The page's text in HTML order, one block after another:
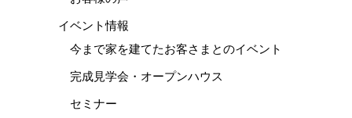
イベント情報
今まで家を建てたお客さまとのイベント
完成見学会・オープンハウス
セミナー